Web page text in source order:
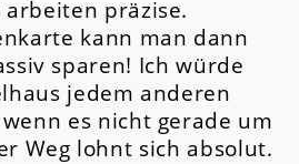
arbeiten präzise.
kann man dann
sparen! Ich würde
jedem anderen
es nicht gerade um
Weg lohnt sich absolut.